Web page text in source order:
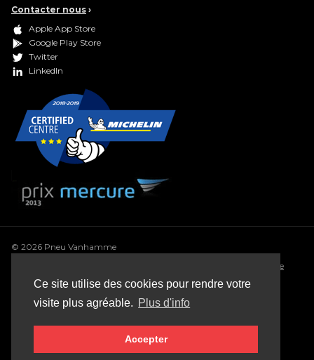
Ce site utilise des cookies pour rendre votre
visite plus agréable. Plus d'info
Accepter
Contacter nous ›
Apple App Store
Google Play Store
Twitter
LinkedIn
© 2026 Pneu Vanhamme
Politique
de cookie
• Conditions générales de vente
Sitemap
Webdesign: Robarov